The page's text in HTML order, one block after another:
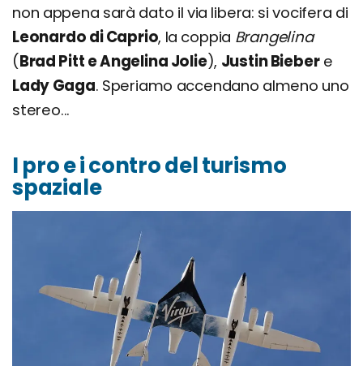
non appena sarà dato il via libera: si vocifera di
Leonardo di Caprio, la coppia Brangelina
(Brad Pitt e Angelina Jolie), Justin Biebere
Lady Gaga. Speriamo accendano almeno uno
stereo...
I pro e i contro del turismo
spaziale